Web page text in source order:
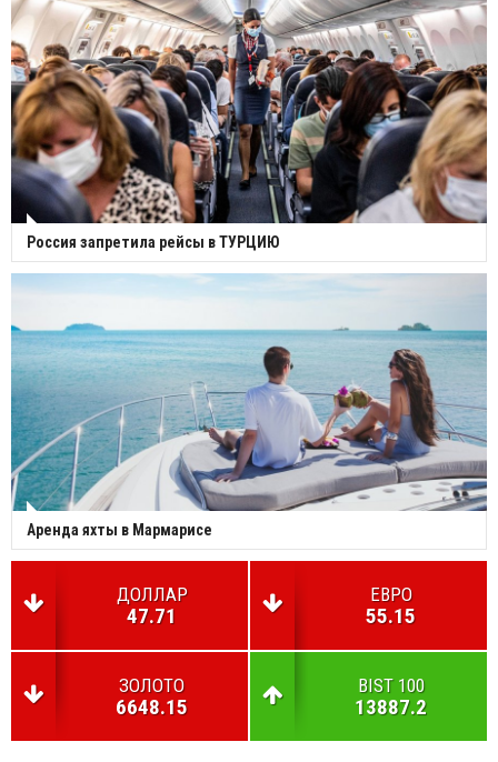
Россия запретила рейсы в ТУРЦИЮ
Аренда яхты в Мармарисе
ДОЛЛАР
47.71
ЕВРО
55.15
ЗОЛОТО
6648.15
BIST 100
13887.2